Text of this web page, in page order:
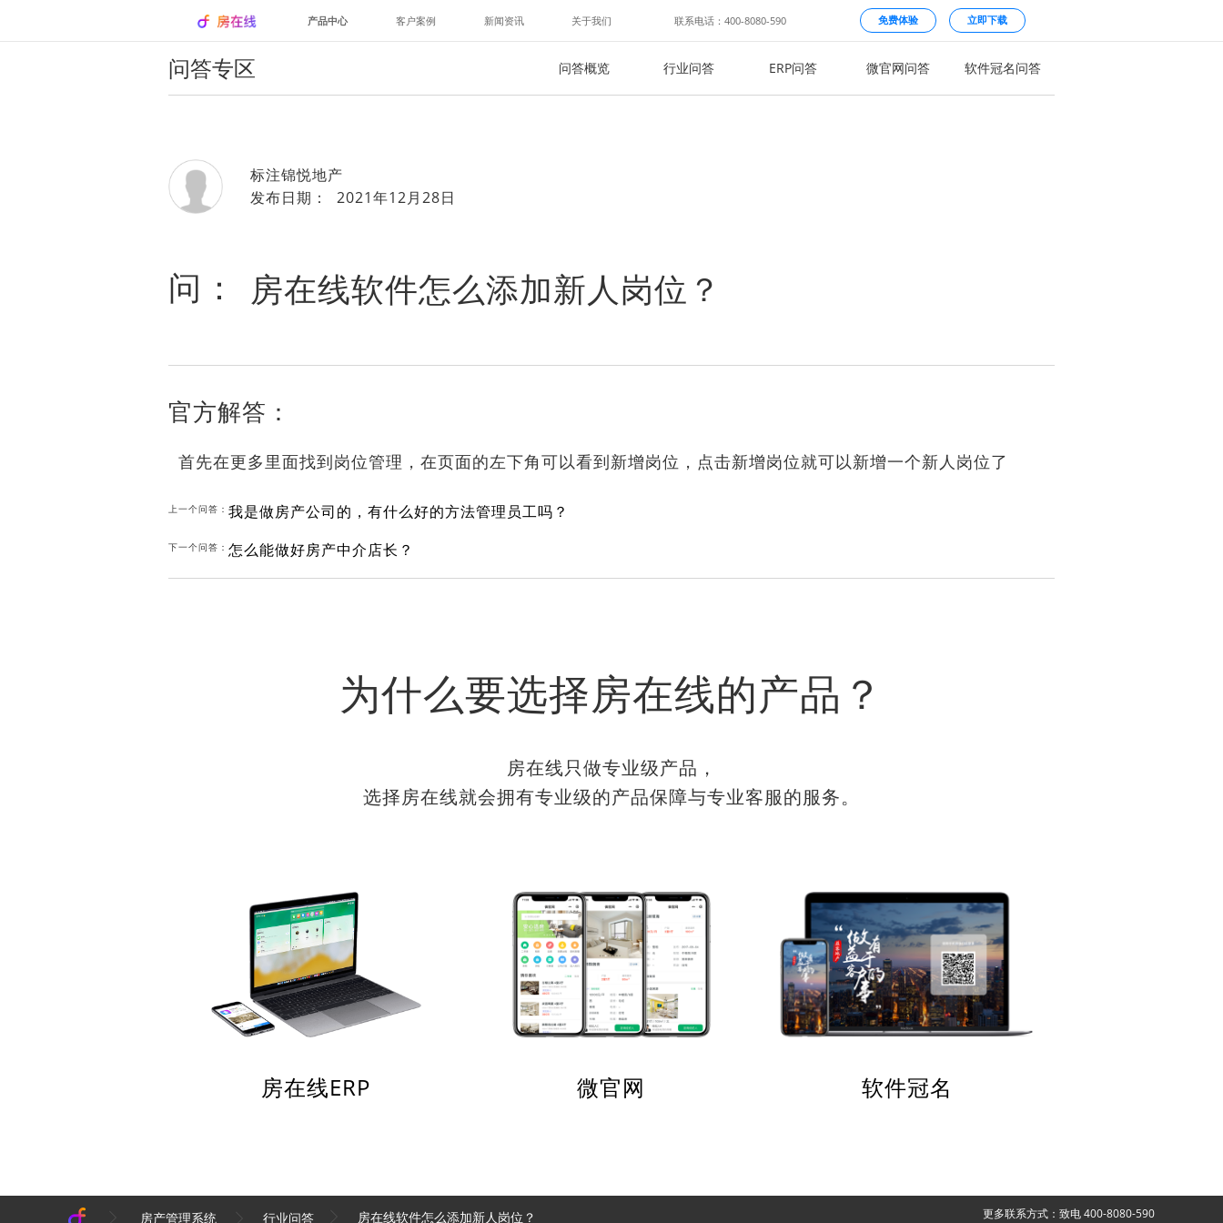
产品中心 客户案例 新闻资讯 关于我们 联系电话：400-8080-590 免费体验 立即下载
问答专区 问答概览 行业问答 ERP问答 微官网问答 软件冠名问答
标注锦悦地产
发布日期： 2021年12月28日
问： 房在线软件怎么添加新人岗位？
官方解答：
首先在更多里面找到岗位管理，在页面的左下角可以看到新增岗位，点击新增岗位就可以新增一个新人岗位了
上一个问答： 我是做房产公司的，有什么好的方法管理员工吗？
下一个问答： 怎么能做好房产中介店长？
为什么要选择房在线的产品？
房在线只做专业级产品，
选择房在线就会拥有专业级的产品保障与专业客服的服务。
房在线ERP 微官网 软件冠名
房产管理系统 行业问答 房在线软件怎么添加新人岗位？ 更多联系方式：致电 400-8080-590